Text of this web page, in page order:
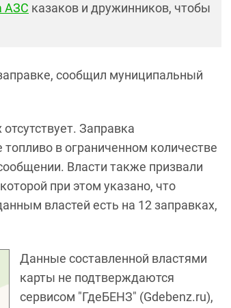
АЗС казаков и дружинников, чтобы
сообщил муниципальный
Заправка
в ограниченном количестве
Власти также призвали
при этом указано, что
властей есть на 12 заправках,
Данные составленной властями
карты не подтверждаются
сервисом "ГдеБЕНЗ" (Gdebenz.ru),